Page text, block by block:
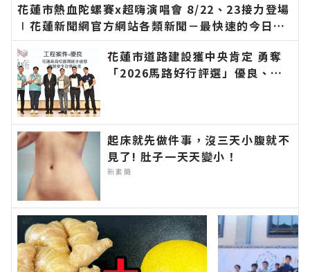
花蓮市熱血陀螺賽x超嗨演唱會 8/22、23接力登場
∣花蓮新聞網官方網站各類新聞－最快速的今日新
聞報導 最新的在地資訊！
花蓮市道路建設獲中央肯定 勇奪
「2026馬路好行評選」優良、佳
新的在地資訊！
起床就先做件事，沒三天小腹就不
見了! 肚子一天天變小！
新素簡